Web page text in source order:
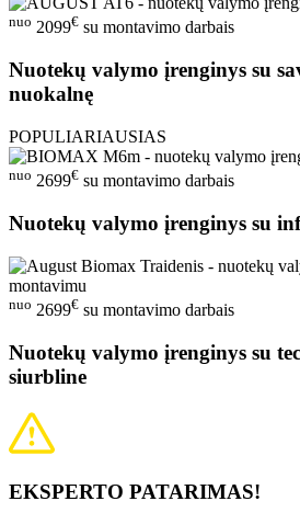
nuo 2099€ su montavimo darbais
Nuotekų valymo įrenginys su
nuokalnę
POPULIARIAUSIAS
nuo 2699€ su montavimo darbais
Nuotekų valymo įrenginys su
nuo 2699€ su montavimo darbais
Nuotekų valymo įrenginys su
siurbline
EKSPERTO PATARIMAS!